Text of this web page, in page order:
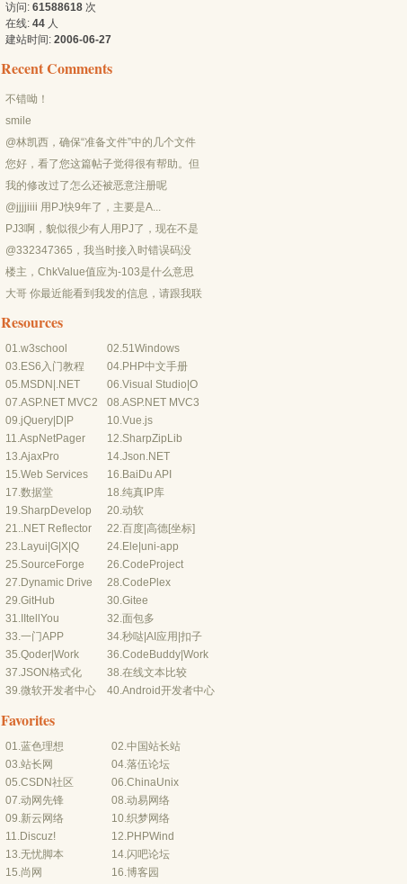
访问: 61588618 次
在线: 44 人
建站时间: 2006-06-27
Recent Comments
不错呦！
smile
@林凯西，确保“准备文件”中的几个文件
都有安装，S...
您好，看了您这篇帖子觉得很有帮助。但
是有个问题想请...
我的修改过了怎么还被恶意注册呢
@jjjjiiii 用PJ快9年了，主要是A...
PJ3啊，貌似很少有人用PJ了，现在不是
WP就是z...
@332347365，我当时接入时错误码没
有-10...
楼主，ChkValue值应为-103是什么意思
呢？...
大哥 你最近能看到我发的信息，请跟我联
Resources
01.w3school 02.51Windows
03.ES6入门教程 04.PHP中文手册
05.MSDN .NET 06.Visual Studio O
07.ASP.NET MVC2 08.ASP.NET MVC3
09.jQuery D P 10.Vue.js
11.AspNetPager 12.SharpZipLib
13.AjaxPro 14.Json.NET
15.Web Services 16.BaiDu API
17.数据堂 18.纯真IP库
19.SharpDevelop 20.动软
21..NET Reflector 22.百度 高德[坐标]
23.Layui G X Q 24.Ele uni-app
25.SourceForge 26.CodeProject
27.Dynamic Drive 28.CodePlex
29.GitHub 30.Gitee
31. IItellYou 32.面包多
33.一门APP 34.秒哒 AI应用 扣子
35.Qoder Work 36.CodeBuddy Work
37.JSON格式化 38.在线文本比较
39.微软开发者中心 40.Android开发者中心
Favorites
01.蓝色理想 02.中国站长站
03.站长网 04.落伍论坛
05.CSDN社区 06.ChinaUnix
07.动网先锋 08.动易网络
09.新云网络 10.织梦网络
11.Discuz! 12.PHPWind
13.无忧脚本 14.闪吧论坛
15.尚网 16.博客园